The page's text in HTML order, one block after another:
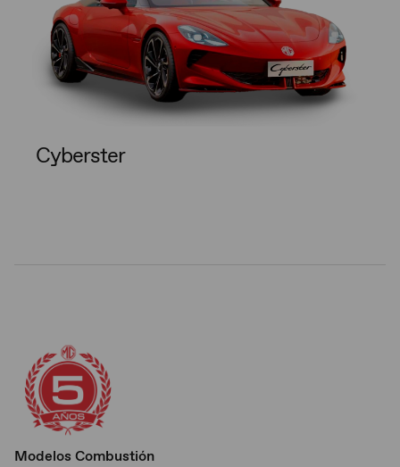
Cyberster
Modelos Combustión